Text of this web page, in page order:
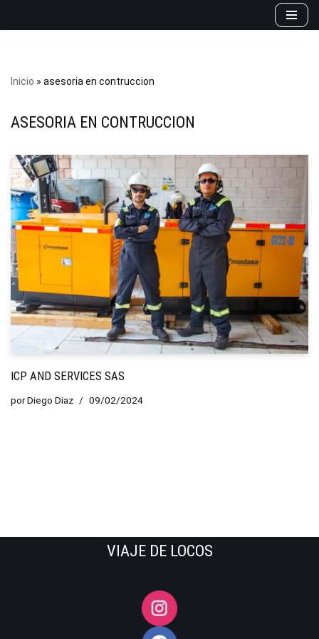
Inicio » asesoria en contruccion
ASESORIA EN CONTRUCCION
ICP AND SERVICES SAS
porDiego Diaz 09/02/2024
VIAJE DE LOCOS